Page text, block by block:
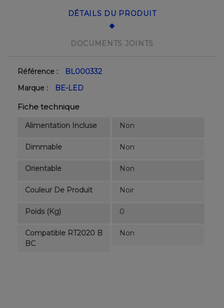
DÉTAILS DU PRODUIT
DOCUMENTS JOINTS
Référence :
BL000332
Marque :
BE-LED
Fiche technique
Alimentation Incluse Non
Dimmable Non
Orientable Non
Couleur De Produit Noir
Poids (kg) 0
Compatible RT2020 B
BC
Non